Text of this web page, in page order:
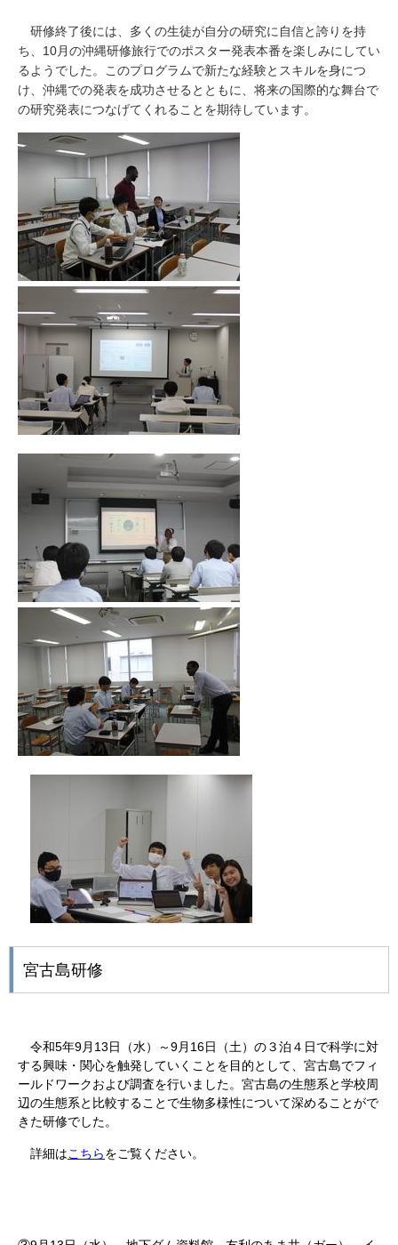
研修終了後には、多くの生徒が自分の研究に自信と誇りを持
ち、 10月の沖縄研修旅行でのポスター発表本番を楽しみにしてい
るようでした。このプログラムで新たな経験とスキルを身につ
け、沖縄での発表を成功させるとともに、将来の国際的な舞台で
の研究発表につなげてくれることを期待しています。
宮古島研修
令和5年9月 13日（水）～9月 16日（土）の３泊４日で科学に対
する興味・関心を触発していくことを目的として、宮古島でフィ
ールドワークおよび調査を行いました。宮古島の生態系と学校周
辺の生態系と比較することで生物多様性について深めることがで
きた研修でした。
詳細はこちらをご覧ください。